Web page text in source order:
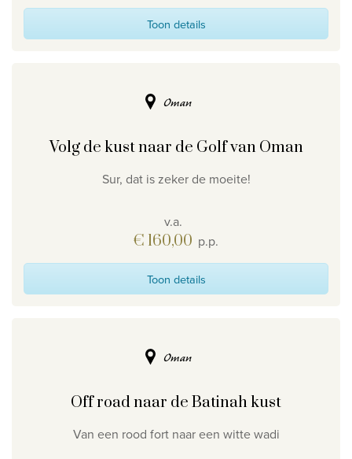
Toon details
Oman
Volg de kust naar de Golf van Oman
Sur, dat is zeker de moeite!
v.a.
€ 160,00 p.p.
Toon details
Oman
Off road naar de Batinah kust
Van een rood fort naar een witte wadi